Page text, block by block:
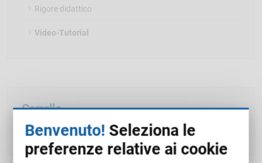
Rigore didattico
Video-Tutorial
Carrello
Il carrello è attualmente vuoto.
Benvenuto! Seleziona le
preferenze relative ai cookie